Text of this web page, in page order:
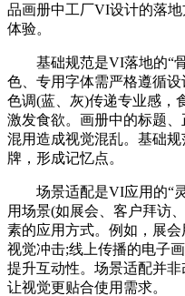
品画册中工厂VI设计的落
体验。
基础规范是VI落地的“骨
色、专用字体需严格遵循
色调(蓝、灰)传递专业感，
激发食欲。画册中的标题
混用造成视觉混乱。基础
牌，形成记忆点。
场景适配是VI应用的“灵
用场景(如展会、客户拜访
素的应用方式。例如，展
视觉冲击;线上传播的电子
提升互动性。场景适配并
让视觉更贴合使用需求。